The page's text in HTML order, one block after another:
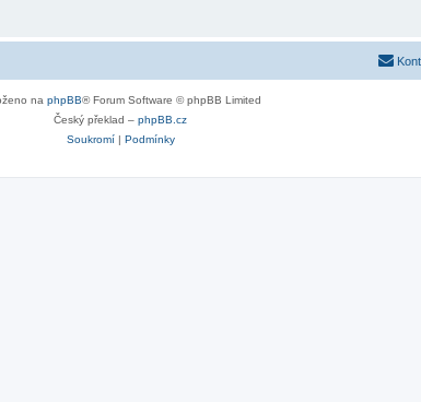
na phpBB® Forum Software © phpBB Limited
Český překlad – phpBB.cz
Soukromí| Podmínky